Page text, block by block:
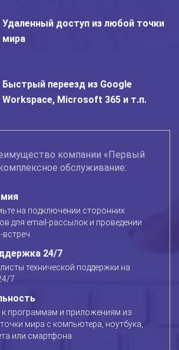
Удаленный доступ из любой точки
мира
Быстрый переезд из Google
Workspace, Microsoft 365 и т.п.
компании «Первый
обслуживание:
на подключении сторонних
для email-рассылок и проведении
встреч
24/7
технической поддержки на
7
к программам и приложениям из
мира с компьютера, ноутбука,
или смартфона